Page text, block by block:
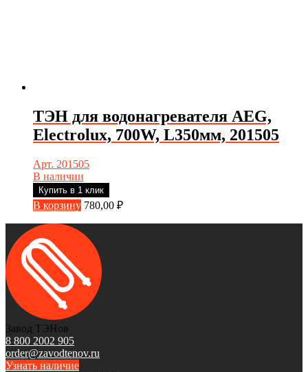
ТЭН для водонагревателя AEG,
Electrolux, 700W, L350мм, 201505
Арт. 201505
В наличии
Купить в 1 клик
В корзину 780,00 ₽
Завод ТЭНов
8 800 2002 905
order@zavodtenov.ru
Узнать наличие